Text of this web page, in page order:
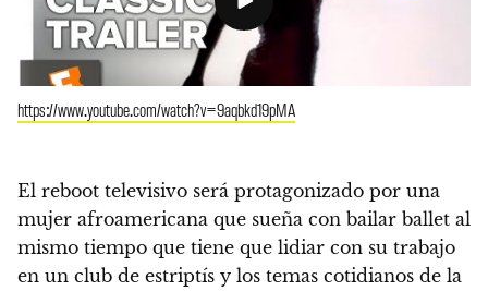
https://www.youtube.com/watch?v=9aqbkd19pMA
El reboot televisivo será protagonizado por una
mujer afroamericana que sueña con bailar ballet al
mismo tiempo que tiene que lidiar con su trabajo
en un club de estriptís y los temas cotidianos de la